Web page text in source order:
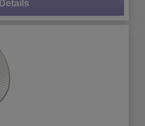
Details